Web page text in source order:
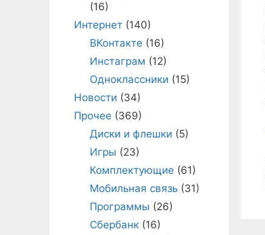
(16)
Интернет (140)
ВКонтакте (16)
Инстаграм (12)
Одноклассники (15)
Новости (34)
Прочее (369)
Диски и флешки (5)
Игры (23)
Комплектующие (61)
Мобильная связь(31)
Программы (26)
Сбербанк(16)